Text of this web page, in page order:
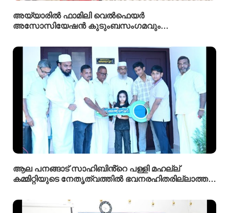
അയ്യാരിൽ ഫാമിലി വെൽഫെയർ
അസോസിയേഷൻ കുടുംബസംഗമവും
ആല പനങ്ങാട് സാഹിബിൻ്റെ പള്ളി മഹല്ല്
കമ്മിറ്റിയുടെ നേതൃത്വത്തിൽ ഭവനരഹിതരില്ലാത്ത
മത്തെ വീടിൻ്റെ താക്കോൽ ദാനം നടന്നു